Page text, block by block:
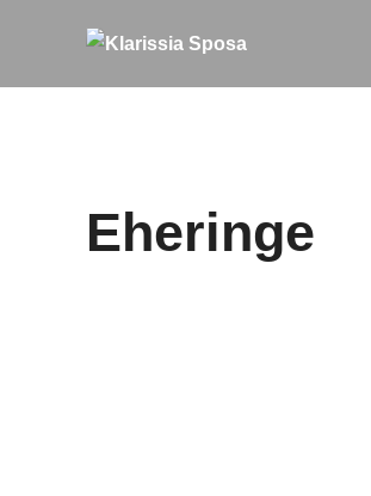
Eheringe